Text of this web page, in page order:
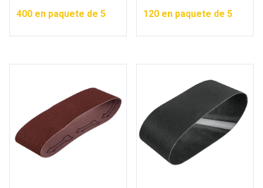
400 en paquete de 5
120 en paquete de 5